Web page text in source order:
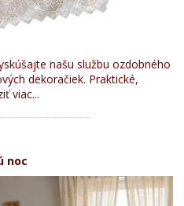
našu službu ozdobného
dekoračiek. Praktické,
viac...
noc